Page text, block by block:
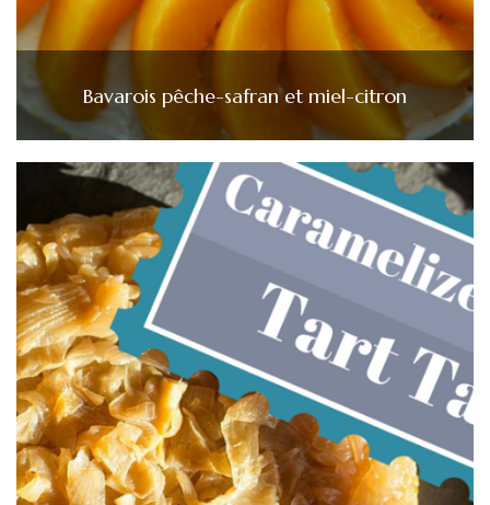
Bavarois pêche-safran et miel-citron